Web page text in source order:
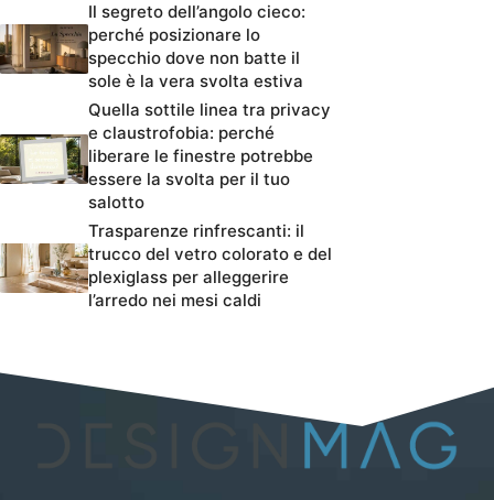
Il segreto dell’angolo cieco:
perché posizionare lo
specchio dove non batte il
sole è la vera svolta estiva
Quella sottile linea tra privacy
e claustrofobia: perché
liberare le finestre potrebbe
essere la svolta per il tuo
salotto
Trasparenze rinfrescanti: il
trucco del vetro colorato e del
plexiglass per alleggerire
l’arredo nei mesi caldi